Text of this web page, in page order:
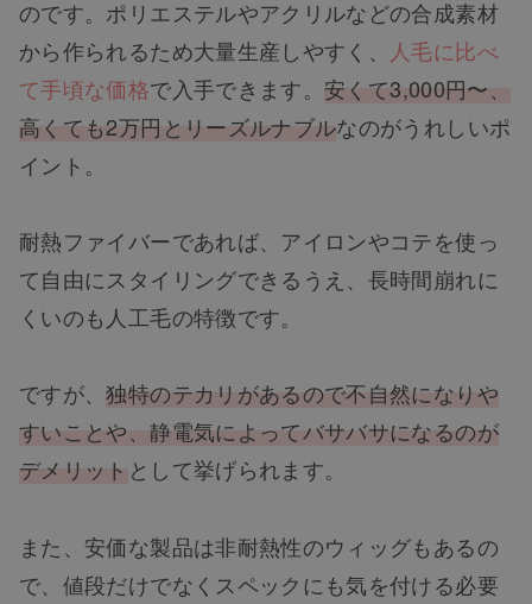
のです。ポリエステルやアクリルなどの合成素材
から作られるため大量生産しやすく、
人毛に比べ
て手頃な価格で入手できます。安くて3,000円〜、
高くても2万円とリーズルナブルなのがうれしいポ
イント。
耐熱ファイバーであれば、アイロンやコテを使っ
て自由にスタイリングできるうえ、長時間崩れに
くいのも人工毛の特徴です。
ですが、独特のテカリがあるので不自然になりや
すいことや、静電気によってバサバサになるのが
デメリット として挙げられます。
また、安価な製品は非耐熱性のウィッグもあるの
で、値段だけでなくスペックにも気を付ける必要